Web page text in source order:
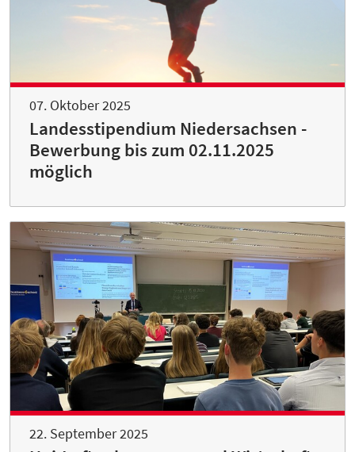
07. Oktober 2025
Landesstipendium Niedersachsen -
Bewerbung bis zum 02.11.2025
möglich
22. September 2025